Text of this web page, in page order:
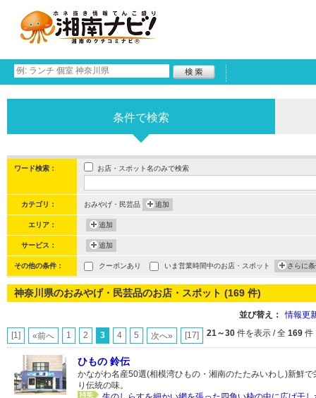
条件で検索
ワード検索： お店・スポット名のみで検索
カテゴリ： おみやげ・民芸品 追加
エリア： 追加
サービス： 追加
その他の条件： クーポンあり いま営業時間中のお店・スポット さらに
神奈川県のおみやげ・民芸品のお店・スポット (169 件)
並び替え： 情報更
[1] «前へ 1 2 3 4 5 次へ» [17] 21～30 件を表示 / 全 169 件
ひもの 鈴伝
かながわ名産50選(相模湾ひもの・湘南のたたみいわし)新鮮
り伝統の味。